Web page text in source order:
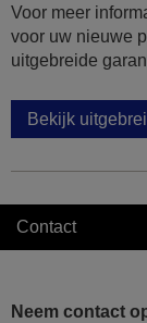
Voor meer
voor uw nieuwe
uitgebreide
Bekijk
Contact
Neem contact